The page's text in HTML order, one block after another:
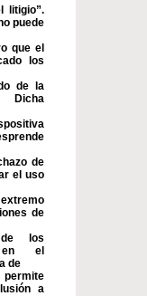
litigio”.
puede
que el
los
de la
Dicha
de
el uso
de
los
en el
de
a